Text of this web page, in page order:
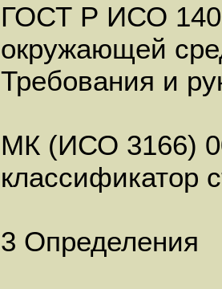
ГОСТ Р ИСО
окружающей
Требования и
МК (ИСО 3166)
классификатор
3 Определения